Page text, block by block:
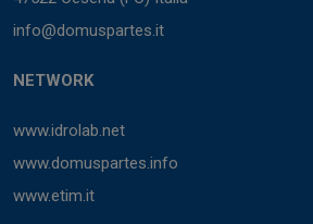
info@domuspartes.it
NETWORK
www.idrolab.net
www.domuspartes.info
www.etim.it